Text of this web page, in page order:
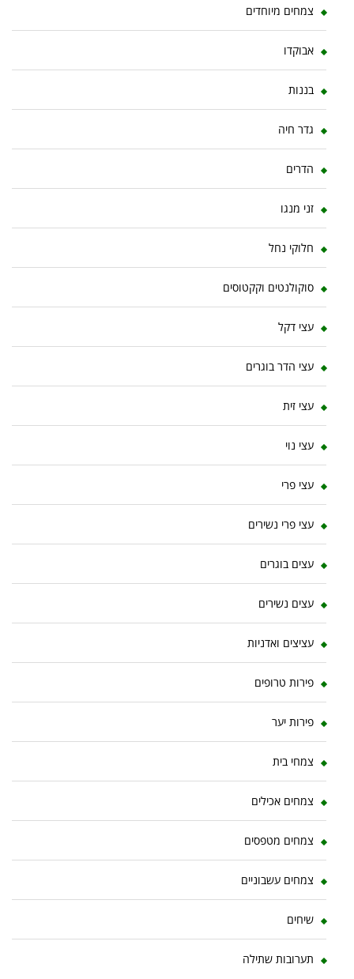
צמחים מיוחדים
אבוקדו
בננות
גדר חיה
הדרים
זני מנגו
חלוקי נחל
סוקולנטים וקקטוסים
עצי דקל
עצי הדר בוגרים
עצי זית
עצי נוי
עצי פרי
עצי פרי נשירים
עצים בוגרים
עצים נשירים
עציצים ואדניות
פירות טרופים
פירות יער
צמחי בית
צמחים אכילים
צמחים מטפסים
צמחים עשבוניים
שיחים
תערובות שתילה